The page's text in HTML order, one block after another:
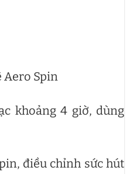
Aero Spin
khoảng 4 giờ, dùng
điều chỉnh sức hút